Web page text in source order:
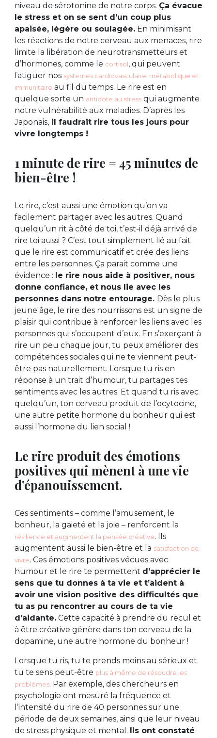
niveau de sérotonine de notre corps. Ça évacue
le stress et on se sent d’un coup plus
apaisée, légère ou soulagée. En minimisant
les réactions de notre cerveau aux menaces, rire
limite la libération de neurotransmetteurs et
d’hormones, comme le cortisol , qui peuvent
fatiguer nos systèmes cardiovasculaire, métabolique et
immunitaire au fil du temps. Le rire est en
quelque sorte un antidote au stress qui augmente
notre vulnérabilité aux maladies. D’après les
Japonais, il faudrait rire tous les jours pour
vivre longtemps !
1 minute de rire = 45 minutes de
bien-être !
Le rire, c’est aussi une émotion qu’on va
facilement partager avec les autres. Quand
quelqu’un rit à côté de toi, t’est-il déjà arrivé de
rire toi aussi ? C’est tout simplement lié au fait
que le rire est communicatif et crée des liens
entre les personnes. Ça parait comme une
évidence : le rire nous aide à positiver, nous
donne confiance, et nous lie avec les
personnes dans notre entourage. Dès le plus
jeune âge, le rire des nourrissons est un signe de
plaisir qui contribue à renforcer les liens avec les
personnes qui s’occupent d’eux. En s’exerçant à
rire un peu chaque jour, tu peux améliorer des
compétences sociales qui ne te viennent peut-
être pas naturellement. Lorsque tu ris en
réponse à un trait d’humour, tu partages tes
sentiments avec les autres. Et quand tu ris avec
quelqu’un, ton cerveau produit de l’ocytocine,
une autre petite hormone du bonheur qui est
aussi l’hormone du lien social !
Le rire produit des émotions
positives qui mènent à une vie
d’épanouissement.
Ces sentiments – comme l’amusement, le
bonheur, la gaieté et la joie – renforcent la
résilience et augmentent la pensée créative. Ils
augmentent aussi le bien-être et la satisfaction de
vivre. Ces émotions positives vécues avec
humour et le rire te permettent d’apprécier le
sens que tu donnes à ta vie et t’aident à
avoir une vision positive des difficultés que
tu as pu rencontrer au cours de ta vie
d’aidante. Cette capacité à prendre du recul et
à être créative génère dans ton cerveau de la
dopamine, une autre hormone du bonheur !
Lorsque tu ris, tu te prends moins au sérieux et
tu te sens peut-être plus à même de résoudre les
problèmes. Par exemple, des chercheurs en
psychologie ont mesuré la fréquence et
l’intensité du rire de 40 personnes sur une
période de deux semaines, ainsi que leur niveau
de stress physique et mental. Ils ont constaté